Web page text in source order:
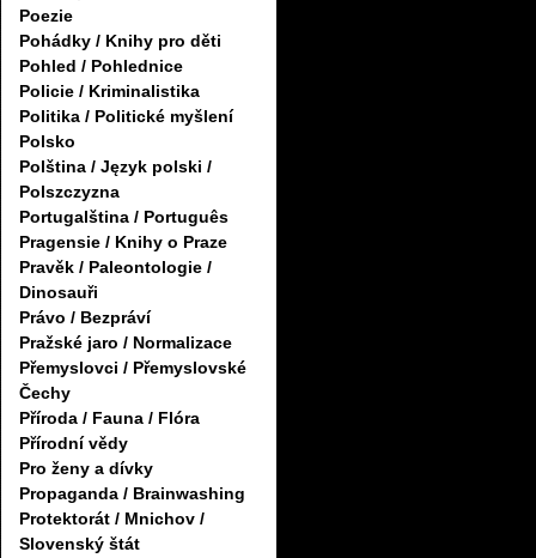
Poezie
Pohádky / Knihy pro děti
Pohled / Pohlednice
Policie / Kriminalistika
Politika / Politické myšlení
Polsko
Polština / Język polski /
Polszczyzna
Portugalština / Português
Pragensie / Knihy o Praze
Pravěk / Paleontologie /
Dinosauři
Právo / Bezpráví
Pražské jaro / Normalizace
Přemyslovci / Přemyslovské
Čechy
Příroda / Fauna / Flóra
Přírodní vědy
Pro ženy a dívky
Propaganda / Brainwashing
Protektorát / Mnichov /
Slovenský štát